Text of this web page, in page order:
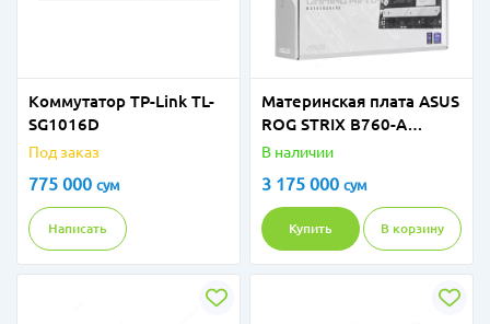
Коммутатор TP-Link TL-
SG1016D
Под заказ
775 000 сум
Написать
Материнская плата ASUS
ROG STRIX B760-A
GAMING WIFI D4
В наличии
3 175 000 сум
Купить В корзину